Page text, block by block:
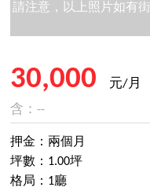
請注意，以上照片如有
30,000
元/月
含：--
押金：兩個月
坪數：1.00坪
格局：1廳